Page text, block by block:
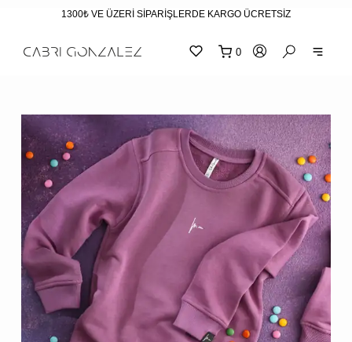
1300₺ VE ÜZERİ SİPARİŞLERDE KARGO ÜCRETSİZ
0